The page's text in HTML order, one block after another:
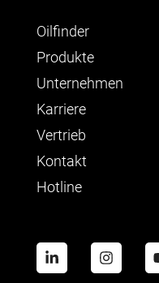
Oilfinder
Produkte
Unternehmen
Karriere
Vertrieb
Kontakt
Hotline